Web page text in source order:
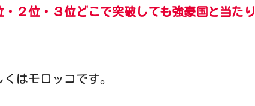
２位・３位どこで突破しても強豪国と当たり
はモロッコです。